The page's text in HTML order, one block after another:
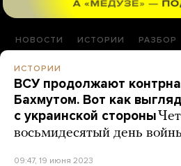
НОВОСТИ ИСТОРИИ РАЗБОР
ИСТОРИИ
ВСУ продолжают
Бахмутом. Вот как
с украинской стороны
восьмидесятый день
09:47, 19 июня 2023